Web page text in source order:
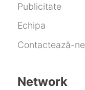
Publicitate
Echipa
Contactează-ne
Network